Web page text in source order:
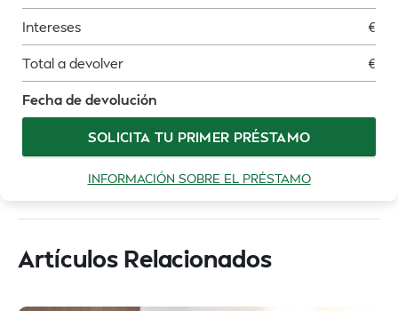
Intereses €
Total a devolver €
Fecha de devolución
SOLICITA TU PRIMER PRÉSTAMO
INFORMACIÓN SOBRE EL PRÉSTAMO
Artículos Relacionados